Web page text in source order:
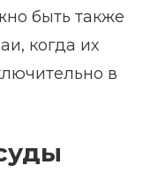
быть также
когда их
в